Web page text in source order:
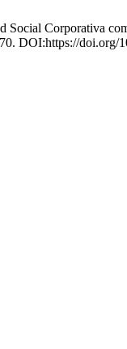
Social Corporativa
DOI:https://doi.org/